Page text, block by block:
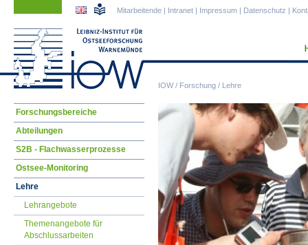
IOW/ Forschung / Lehre
Mitarbeitende | Intranet | Impressum | Datenschutz |
Navigation
überspringen
Forschungsbereiche
Abteilungen
S2B - Flachwasserprozesse
Ostsee-Monitoring
Lehre
Lehrangebote
Themenangebote für
Abschlussarbeiten